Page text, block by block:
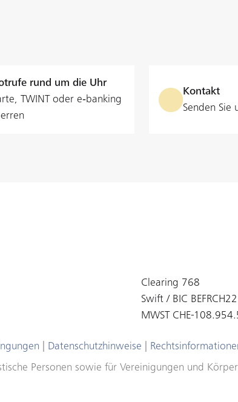
rund um die Uhr
TWINT oder e‑banking
Kontakt
Senden Sie
Clearing 768
Swift / BIC BEFRCH22
MWST CHE-
Datenschutzhinweise
Personen sowie für Vereinigungen und